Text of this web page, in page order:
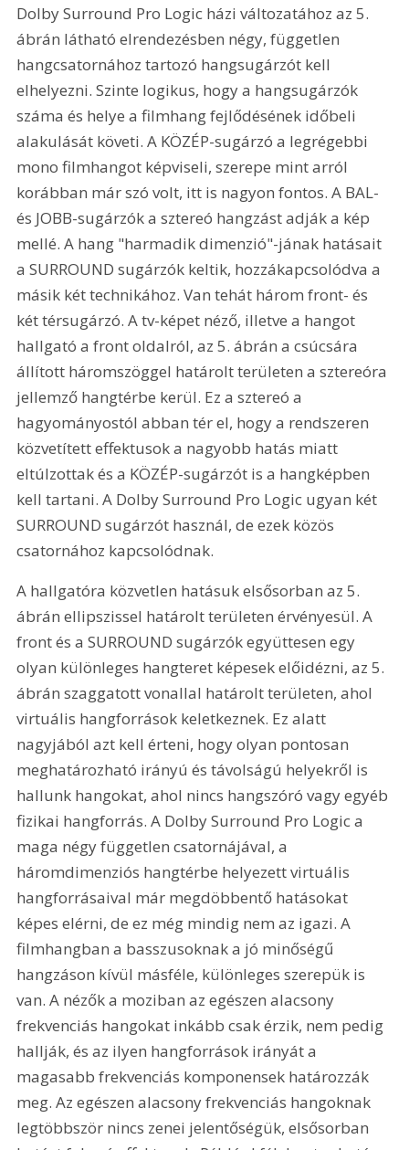
Dolby Surround Pro Logic házi változatához az 5.
ábrán látható elrendezésben négy, független
hangcsatornához tartozó hangsugárzót kell
elhelyezni. Szinte logikus, hogy a hangsugárzók
száma és helye a filmhang fejlődésének időbeli
alakulását követi. A KÖZÉP-sugárzó a legrégebbi
mono filmhangot képviseli, szerepe mint arról
korábban már szó volt, itt is nagyon fontos. A BAL-
és JOBB-sugárzók a sztereó hangzást adják a kép
mellé. A hang "harmadik dimenzió"-jának hatásait
a SURROUND sugárzók keltik, hozzákapcsolódva a
másik két technikához. Van tehát három front- és
két térsugárzó. A tv-képet néző, illetve a hangot
hallgató a front oldalról, az 5. ábrán a csúcsára
állított háromszöggel határolt területen a sztereóra
jellemző hangtérbe kerül. Ez a sztereó a
hagyományostól abban tér el, hogy a rendszeren
közvetített effektusok a nagyobb hatás miatt
eltúlzottak és a KÖZÉP-sugárzót is a hangképben
kell tartani. A Dolby Surround Pro Logic ugyan két
SURROUND sugárzót használ, de ezek közös
csatornához kapcsolódnak.
A hallgatóra közvetlen hatásuk elsősorban az 5.
ábrán ellipszissel határolt területen érvényesül. A
front és a SURROUND sugárzók együttesen egy
olyan különleges hangteret képesek előidézni, az 5.
ábrán szaggatott vonallal határolt területen, ahol
virtuális hangforrások keletkeznek. Ez alatt
nagyjából azt kell érteni, hogy olyan pontosan
meghatározható irányú és távolságú helyekről is
hallunk hangokat, ahol nincs hangszóró vagy egyéb
fizikai hangforrás. A Dolby Surround Pro Logic a
maga négy független csatornájával, a
háromdimenziós hangtérbe helyezett virtuális
hangforrásaival már megdöbbentő hatásokat
képes elérni, de ez még mindig nem az igazi. A
filmhangban a basszusoknak a jó minőségű
hangzáson kívül másféle, különleges szerepük is
van. A nézők a moziban az egészen alacsony
frekvenciás hangokat inkább csak érzik, nem pedig
hallják, és az ilyen hangforrások irányát a
magasabb frekvenciás komponensek határozzák
meg. Az egészen alacsony frekvenciás hangoknak
legtöbbször nincs zenei jelentőségük, elsősorban